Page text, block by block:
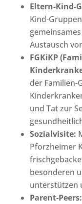
Eltern-Kind-
Kind-
Austausch
FGKiKP
der Familien-
und Tat zur
Sozialvisite:
Pforzheimer
besonderen
unterstützen
Parent-Peers: